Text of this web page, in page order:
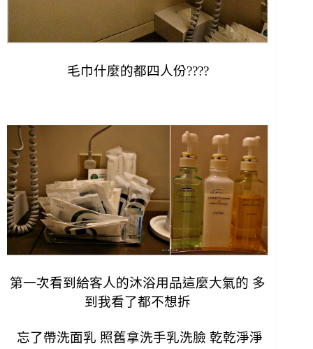
毛巾什麼的都四人份????
第一次看到給客人的沐浴用品這麼大氣的 多
到我看了都不想拆
忘了帶洗面乳 照舊拿洗手乳洗臉 乾乾淨淨